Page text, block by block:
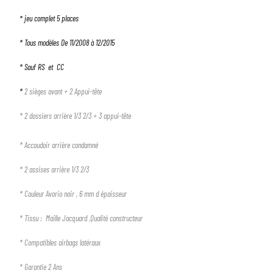
SÉLECTIONNEZ LE TYPE DE VOTRE VÉHICULE
Tous les types
SÉLECTIONNEZ LA MARQUE DE VOTRE VÉHICULE
Toutes les marques
*jeu complet 5 places
* Tous modèles De 11/2008 à 12/2015
* Sauf RS et CC
*2 sièges avant + 2 Appui-tête
* 2 dossiers arrière 1/3 2/3 + 3 appui-tête
* Accoudoir arrière condamné
* 2 assises arrière 1/3 2/3
* Couleur Avorio noir , 6 mm d épaisseur
* Tissu : Maille Jacquard ,Qualité constructeur
* Compatibles airbags latéraux
* Garantie 2 Ans